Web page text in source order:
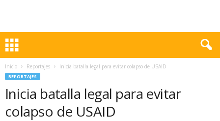
Inicio Reportajes Inicia batalla legal para evitar colapso de USAID
REPORTAJES
Inicia batalla legal para evitar
colapso de USAID